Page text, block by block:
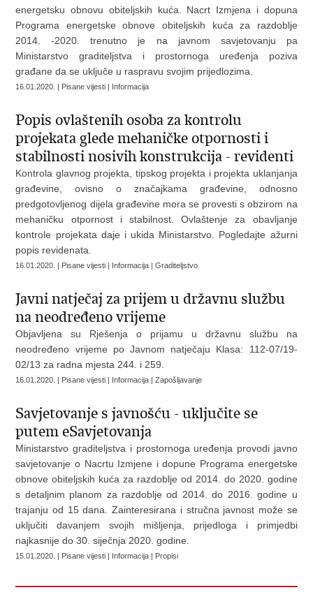
energetsku obnovu obiteljskih kuća. Nacrt Izmjena i dopuna
Programa energetske obnove obiteljskih kuća za razdoblje
2014. -2020. trenutno je na javnom savjetovanju pa
Ministarstvo graditeljstva i prostornoga uređenja poziva
građane da se uključe u raspravu svojim prijedlozima.
16.01.2020. | Pisane vijesti | Informacija
Popis ovlaštenih osoba za kontrolu
projekata glede mehaničke otpornosti i
stabilnosti nosivih konstrukcija - revidenti
Kontrola glavnog projekta, tipskog projekta i projekta uklanjanja
građevine, ovisno o značajkama građevine, odnosno
predgotovljenog dijela građevine mora se provesti s obzirom na
mehaničku otpornost i stabilnost. Ovlaštenje za obavljanje
kontrole projekata daje i ukida Ministarstvo. Pogledajte ažurni
popis revidenata.
16.01.2020. | Pisane vijesti | Informacija | Graditeljstvo
Javni natječaj za prijem u državnu službu
na neodređeno vrijeme
Objavljena su Rješenja o prijamu u državnu službu na
neodređeno vrijeme po Javnom natječaju Klasa: 112-07/19-
02/13 za radna mjesta 244. i 259.
16.01.2020. | Pisane vijesti | Informacija | Zapošljavanje
Savjetovanje s javnošću - uključite se
putem eSavjetovanja
Ministarstvo graditeljstva i prostornoga uređenja provodi javno
savjetovanje o Nacrtu Izmjene i dopune Programa energetske
obnove obiteljskih kuća za razdoblje od 2014. do 2020. godine
s detaljnim planom za razdoblje od 2014. do 2016. godine u
trajanju od 15 dana. Zainteresirana i stručna javnost može se
uključiti davanjem svojih mišljenja, prijedloga i primjedbi
najkasnije do 30. siječnja 2020. godine.
15.01.2020. | Pisane vijesti | Informacija | Propisi